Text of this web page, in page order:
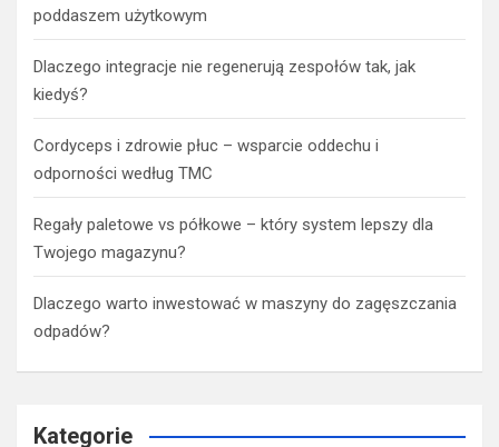
poddaszem użytkowym
Dlaczego integracje nie regenerują zespołów tak, jak
kiedyś?
Cordyceps i zdrowie płuc – wsparcie oddechu i
odporności według TMC
Regały paletowe vs półkowe – który system lepszy dla
Twojego magazynu?
Dlaczego warto inwestować w maszyny do zagęszczania
odpadów?
Kategorie